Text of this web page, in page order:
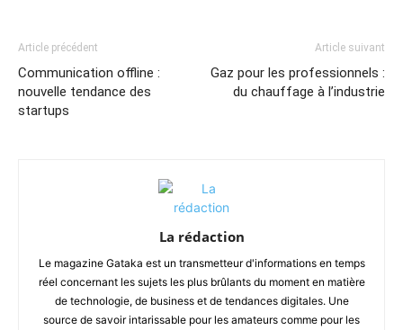
Article précédent
Communication offline :
nouvelle tendance des
startups
Article suivant
Gaz pour les professionnels :
du chauffage à l’industrie
La rédaction
Le magazine Gataka est un transmetteur d'informations en temps
réel concernant les sujets les plus brûlants du moment en matière
de technologie, de business et de tendances digitales. Une
source de savoir intarissable pour les amateurs comme pour les